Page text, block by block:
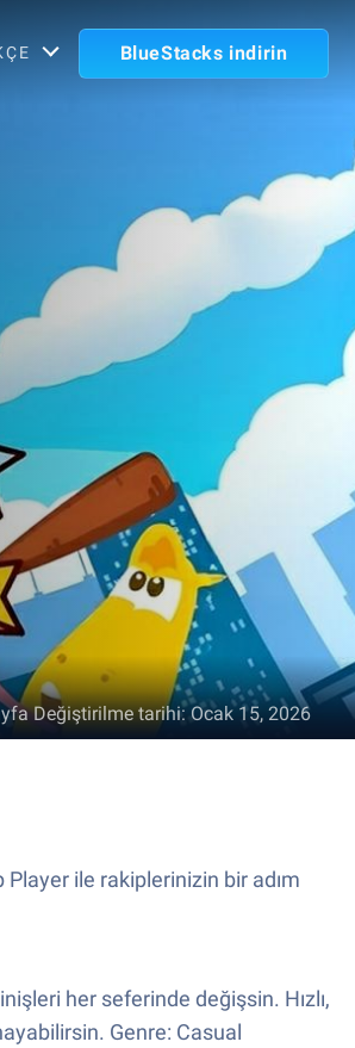
BlueStacks indirin
Değiştirilme tarihi:Ocak 15, 2026
ile rakiplerinizin bir adım
her seferinde değişsin. Hızlı,
Genre: Casual